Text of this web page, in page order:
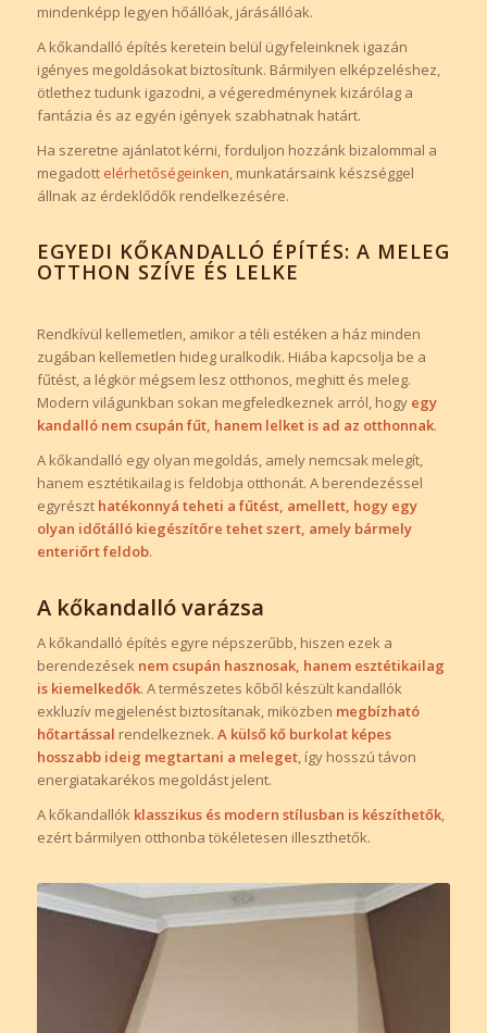
mindenképp legyen hőállóak, járásállóak.
A kőkandalló építés keretein belül ügyfeleinknek igazán
igényes megoldásokat biztosítunk. Bármilyen elképzeléshez,
ötlethez tudunk igazodni, a végeredménynek kizárólag a
fantázia és az egyén igények szabhatnak határt.
Ha szeretne ajánlatot kérni, forduljon hozzánk bizalommal a
megadott elérhetőségeinken, munkatársaink készséggel
állnak az érdeklődők rendelkezésére.
EGYEDI KŐKANDALLÓ ÉPÍTÉS: A MELEG
OTTHON SZÍVE ÉS LELKE
Rendkívül kellemetlen, amikor a téli estéken a ház minden
zugában kellemetlen hideg uralkodik. Hiába kapcsolja be a
fűtést, a légkör mégsem lesz otthonos, meghitt és meleg.
Modern világunkban sokan megfeledkeznek arról, hogy egy
kandalló nem csupán fűt, hanem lelket is ad az otthonnak.
A kőkandalló egy olyan megoldás, amely nemcsak melegít,
hanem esztétikailag is feldobja otthonát. A berendezéssel
egyrészt hatékonnyá teheti a fűtést, amellett, hogy egy
olyan időtálló kiegészítőre tehet szert, amely bármely
enteriőrt feldob.
A kőkandalló varázsa
A kőkandalló építés egyre népszerűbb, hiszen ezek a
berendezések nem csupán hasznosak, hanem esztétikailag
is kiemelkedők. A természetes kőből készült kandallók
exkluzív megjelenést biztosítanak, miközben megbízható
hőtartással rendelkeznek. A külső kő burkolat képes
hosszabb ideig megtartani a meleget, így hosszú távon
energiatakarékos megoldást jelent.
A kőkandallók klasszikus és modern stílusban is készíthetők,
ezért bármilyen otthonba tökéletesen illeszthetők.